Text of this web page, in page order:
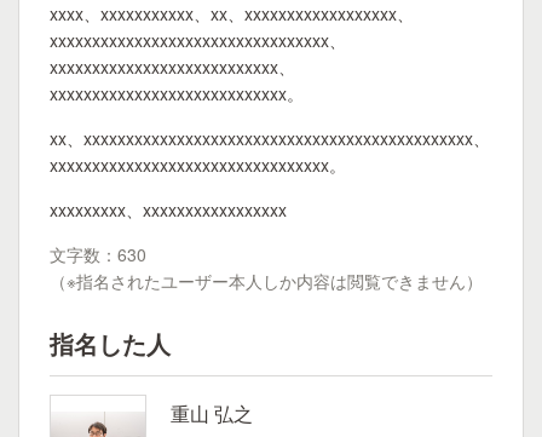
xxxx、xxxxxxxxxxx、xx、xxxxxxxxxxxxxxxxxx、
xxxxxxxxxxxxxxxxxxxxxxxxxxxxxxxxx、
xxxxxxxxxxxxxxxxxxxxxxxxxxx、
xxxxxxxxxxxxxxxxxxxxxxxxxxxx。
xx、xxxxxxxxxxxxxxxxxxxxxxxxxxxxxxxxxxxxxxxxxxxxxx、
xxxxxxxxxxxxxxxxxxxxxxxxxxxxxxxxx。
xxxxxxxxx、xxxxxxxxxxxxxxxxx
文字数：630
（※指名されたユーザー本人しか内容は閲覧できません）
指名した人
重山 弘之